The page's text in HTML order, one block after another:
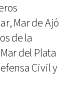
Mar de Ajó
de la
del Plata
Civil y